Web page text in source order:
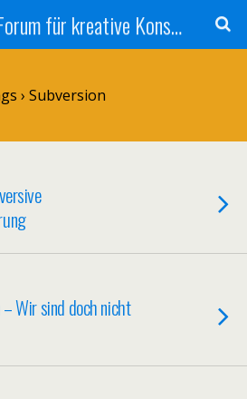
Konsumpf - Forum für kreative Konsumkritik - Culture Jamming, Nachhaltigkeit, Konzernkritik, Adbusting
› Subversion
Wir sind doch nicht